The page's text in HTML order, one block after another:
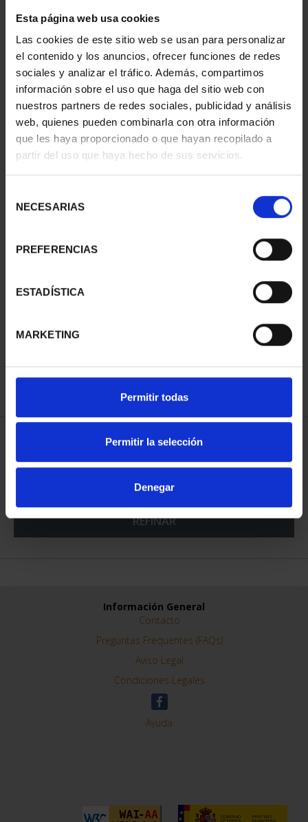
Esta página web usa cookies
Las cookies de este sitio web se usan para personalizar
el contenido y los anuncios, ofrecer funciones de redes
sociales y analizar el tráfico. Además, compartimos
información sobre el uso que haga del sitio web con
nuestros partners de redes sociales, publicidad y análisis
web, quienes pueden combinarla con otra información
que les haya proporcionado o que hayan recopilado a
partir del uso que haya hecho de sus servicios.
NECESARIAS
PREFERENCIAS
ESTADÍSTICA
MARKETING
Permitir todas
Permitir la selección
Denegar
SUSCRIPCIÓN
CAPITALES DE
PROVINCIA 1
949,00 €
Sólo para usuarios
registrados
SUSCRIPCIÓN
CAPITALES DE
PROVINCIA 2
949,00 €
Sólo para usuarios
registrados
SUSCRIPCIÓN
949,00 €
registrados
SUSCRIPCIÓN
CAPITALES DE
PROVINCIA 4
949,00 €
registrados
REFINAR
Información General
Contacto
Preguntas Frequentes (FAQs)
Aviso Legal
Condiciones Legales
Ayuda